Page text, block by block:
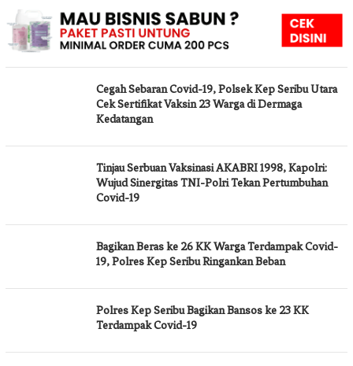
Cegah Sebaran Covid-19, Polsek Kep Seribu Utara
Cek Sertifikat Vaksin 23 Warga di Dermaga
Kedatangan
Tinjau Serbuan Vaksinasi AKABRI 1998, Kapolri:
Wujud Sinergitas TNI-Polri Tekan Pertumbuhan
Covid-19
Bagikan Beras ke 26 KK Warga Terdampak Covid-
19, Polres Kep Seribu Ringankan Beban
Polres Kep Seribu Bagikan Bansos ke 23 KK
Terdampak Covid-19